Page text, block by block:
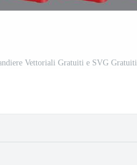
Vettoriali Gratuiti e SVG Gratuiti